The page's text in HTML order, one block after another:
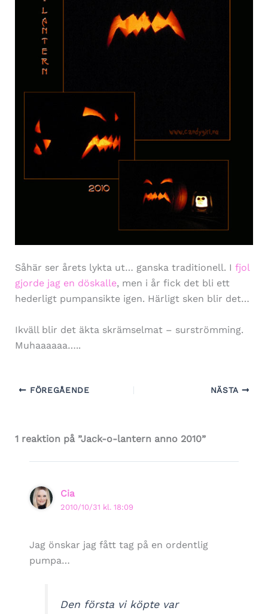
Såhär ser årets lykta ut… ganska traditionell. I fjol
gjorde jag en döskalle, men i år fick det bli ett
hederligt pumpansikte igen. Härligt sken blir det…
Ikväll blir det äkta skrämselmat – surströmming.
Muhaaaaaa…..
FÖREGÅENDE NÄSTA
1 reaktion på ”Jack-o-lantern anno 2010”
Cia
2010/10/31 kl. 18:09
Jag önskar jag fått tag på en ordentlig
pumpa…
Den första vi köpte var